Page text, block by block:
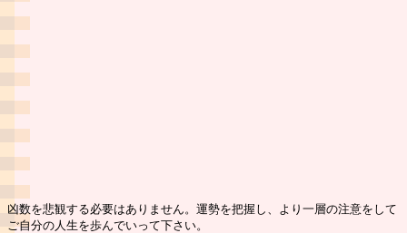
凶数を悲観する必要はありません。運勢を把握し、より一層の注意をして
ご自分の人生を歩んでいって下さい。